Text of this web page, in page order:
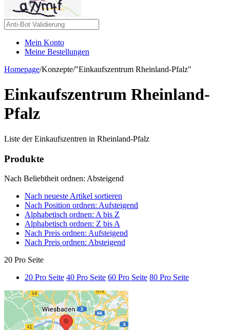
Mein Konto
Meine Bestellungen
Homepage/Konzepte/"Einkaufszentrum Rheinland-Pfalz"
Einkaufszentrum Rheinland-
Pfalz
Liste der Einkaufszentren in Rheinland-Pfalz
Produkte
Nach Beliebtheit ordnen: Absteigend
Nach neueste Artikel sortieren
Nach Position ordnen: Aufsteigend
Alphabetisch ordnen: A bis Z
Alphabetisch ordnen: Z bis A
Nach Preis ordnen: Aufsteigend
Nach Preis ordnen: Absteigend
20 Pro Seite
20 Pro Seite 40 Pro Seite 60 Pro Seite 80 Pro Seite